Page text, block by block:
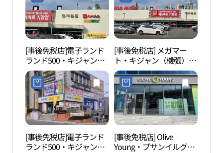
[事後免税店]電子ランド
ランド500・キジャン
（機張）メガマート店
(전자랜드 랜드500 기장
메가마트점)
[事後免税店] メガマー
ト・キジャン（機張）店
(메가마트 기장점)
[事後免税店]電子ランド
ランド500・キジャン
[事後免税店] Olive
Young・プサンイルグァ